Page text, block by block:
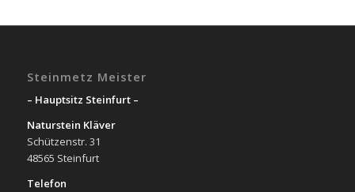
Steinmetz Meister
– Hauptsitz Steinfurt –
Naturstein Kläver
Schützenstr. 31
48565 Steinfurt
Telefon